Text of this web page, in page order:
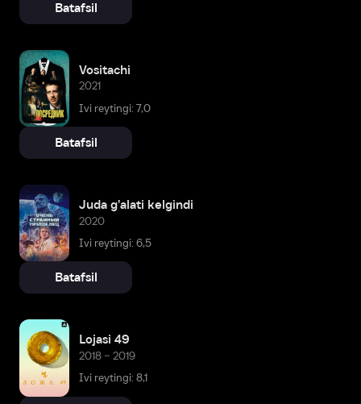
Batafsil
Vositachi
2021
Ivi reytingi: 7,0
Batafsil
Juda g'alati kelgindi
2020
Ivi reytingi: 6,5
Batafsil
Lojasi 49
2018 – 2019
Ivi reytingi: 8,1